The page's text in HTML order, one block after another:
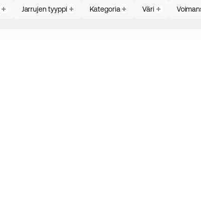
Jarrujen tyyppi Kategoria Väri